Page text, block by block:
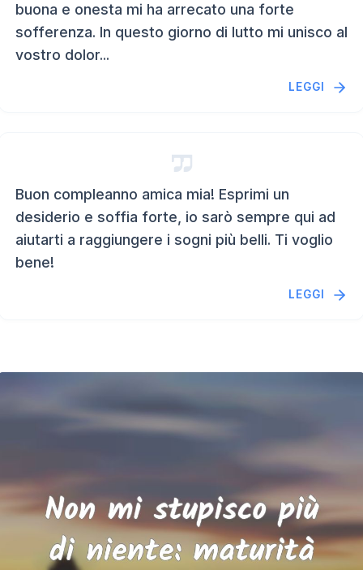
buona e onesta mi ha arrecato una forte
sofferenza. In questo giorno di lutto mi unisco al
vostro dolor...
LEGGI
Buon compleanno amica mia! Esprimi un
desiderio e soffia forte, io sarò sempre qui ad
aiutarti a raggiungere i sogni più belli. Ti voglio
bene!
LEGGI